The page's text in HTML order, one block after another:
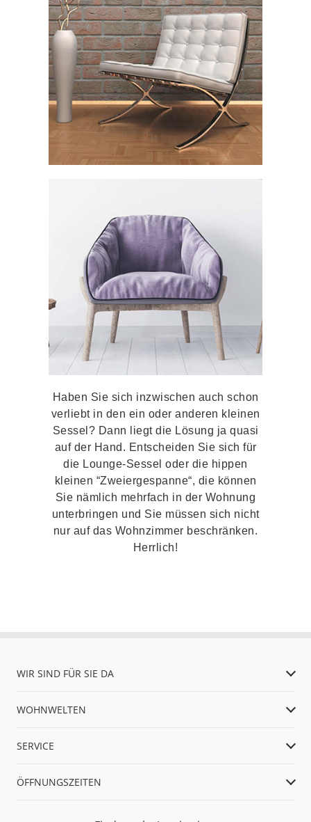
Haben Sie sich inzwischen auch schon
verliebt in den ein oder anderen kleinen
Sessel? Dann liegt die Lösung ja quasi
auf der Hand. Entscheiden Sie sich für
die Lounge-Sessel oder die hippen
kleinen “Zweiergespanne“, die können
Sie nämlich mehrfach in der Wohnung
unterbringen und Sie müssen sich nicht
nur auf das Wohnzimmer beschränken.
Herrlich!
WIR SIND FÜR SIE DA
WOHNWELTEN
SERVICE
ÖFFNUNGSZEITEN